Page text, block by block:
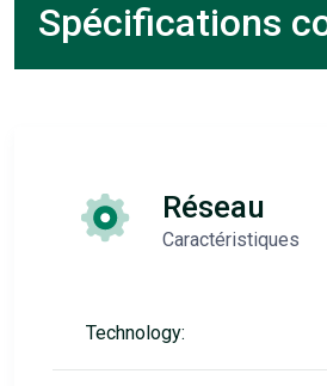
Spécifications
Réseau
Caractéristiques
Technology: